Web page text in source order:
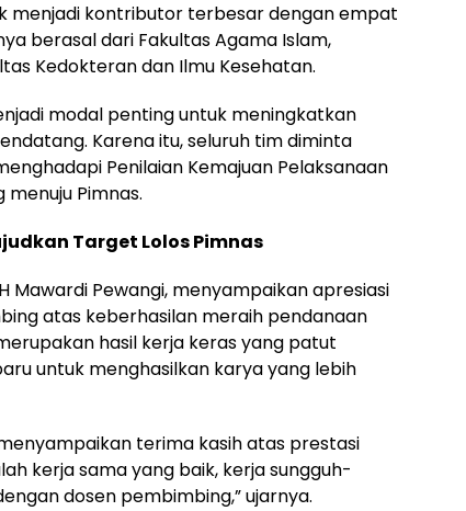
menjadi kontributor terbesar dengan empat
berasal dari Fakultas Agama Islam,
Kedokteran dan Ilmu Kesehatan.
modal penting untuk meningkatkan
Karena itu, seluruh tim diminta
Penilaian Kemajuan Pelaksanaan
Pimnas.
Target Lolos Pimnas
Mawardi Pewangi, menyampaikan apresiasi
atas keberhasilan meraih pendanaan
hasil kerja keras yang patut
untuk menghasilkan karya yang lebih
terima kasih atas prestasi
kerja sama yang baik, kerja sungguh-
dosen pembimbing,” ujarnya.